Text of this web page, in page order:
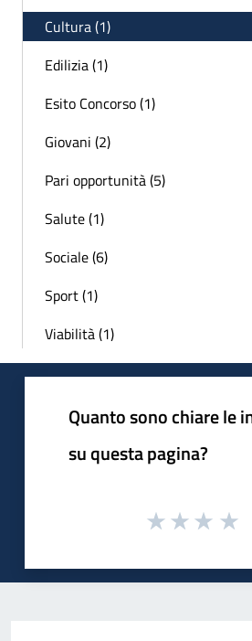
Cultura (1)
Edilizia (1)
Esito Concorso (1)
Giovani (2)
Pari opportunità (5)
Salute (1)
Sociale (6)
Sport (1)
Viabilità (1)
Quanto sono chiare le
su questa pagina?